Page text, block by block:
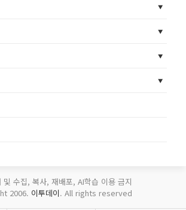
및 수집, 복사, 재배포, AI학습 이용 금지
2006. 이투데이. All rights reserved